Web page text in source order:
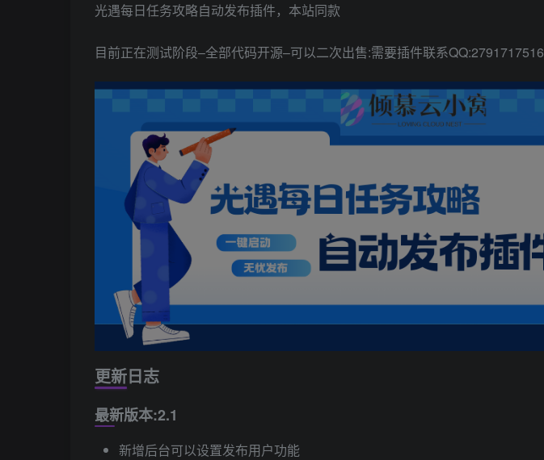
光遇每日任务攻略自动发布插件，本站同款
目前正在测试阶段–全部代码开源–可以二次出售:需要插件联系QQ:2791717516
更新日志
最新版本:2.1
新增后台可以设置发布用户功能